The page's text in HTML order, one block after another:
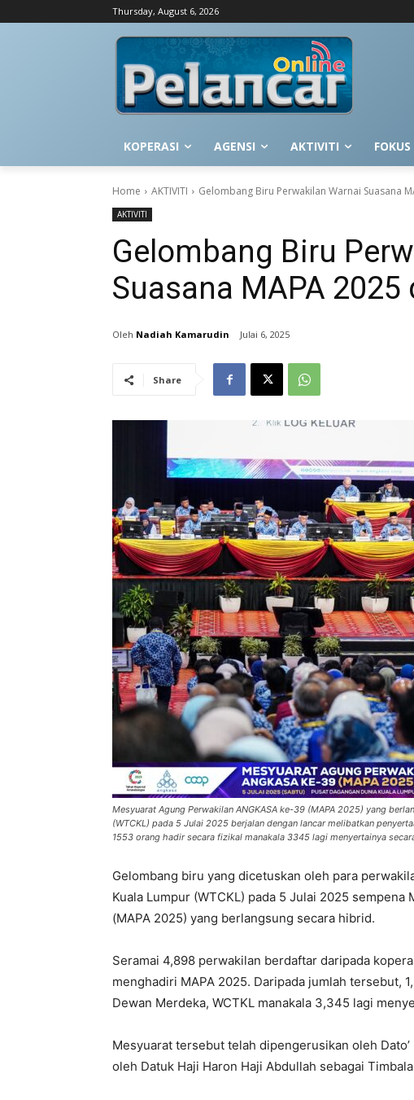
Thursday, August 6, 2026
KOPERASI AGENSI AKTIVITI FOKUS
Home AKTIVITI Gelombang Biru Perwakilan Warnai Suasana
AKTIVITI
Gelombang Biru
Suasana MAPA 2025
Nadiah Kamarudin Julai 6, 2025
Share
Mesyuarat Agung Perwakilan ANGKASA ke-39 (MAPA 2025) yang
(WTCKL) pada 5 Julai 2025 berjalan dengan lancar melibatkan
1553 orang hadir secara fizikal manakala 3345 lagi menyertainya
Gelombang biru yang dicetuskan oleh para
Kuala Lumpur (WTCKL) pada 5 Julai 2025
(MAPA 2025) yang berlangsung secara hibrid.
Seramai 4,898 perwakilan berdaftar daripada
menghadiri MAPA 2025. Daripada jumlah tersebut,
Dewan Merdeka, WCTKL manakala 3,345 lagi
Mesyuarat tersebut telah dipengerusikan oleh
oleh Datuk Haji Haron Haji Abdullah sebagai